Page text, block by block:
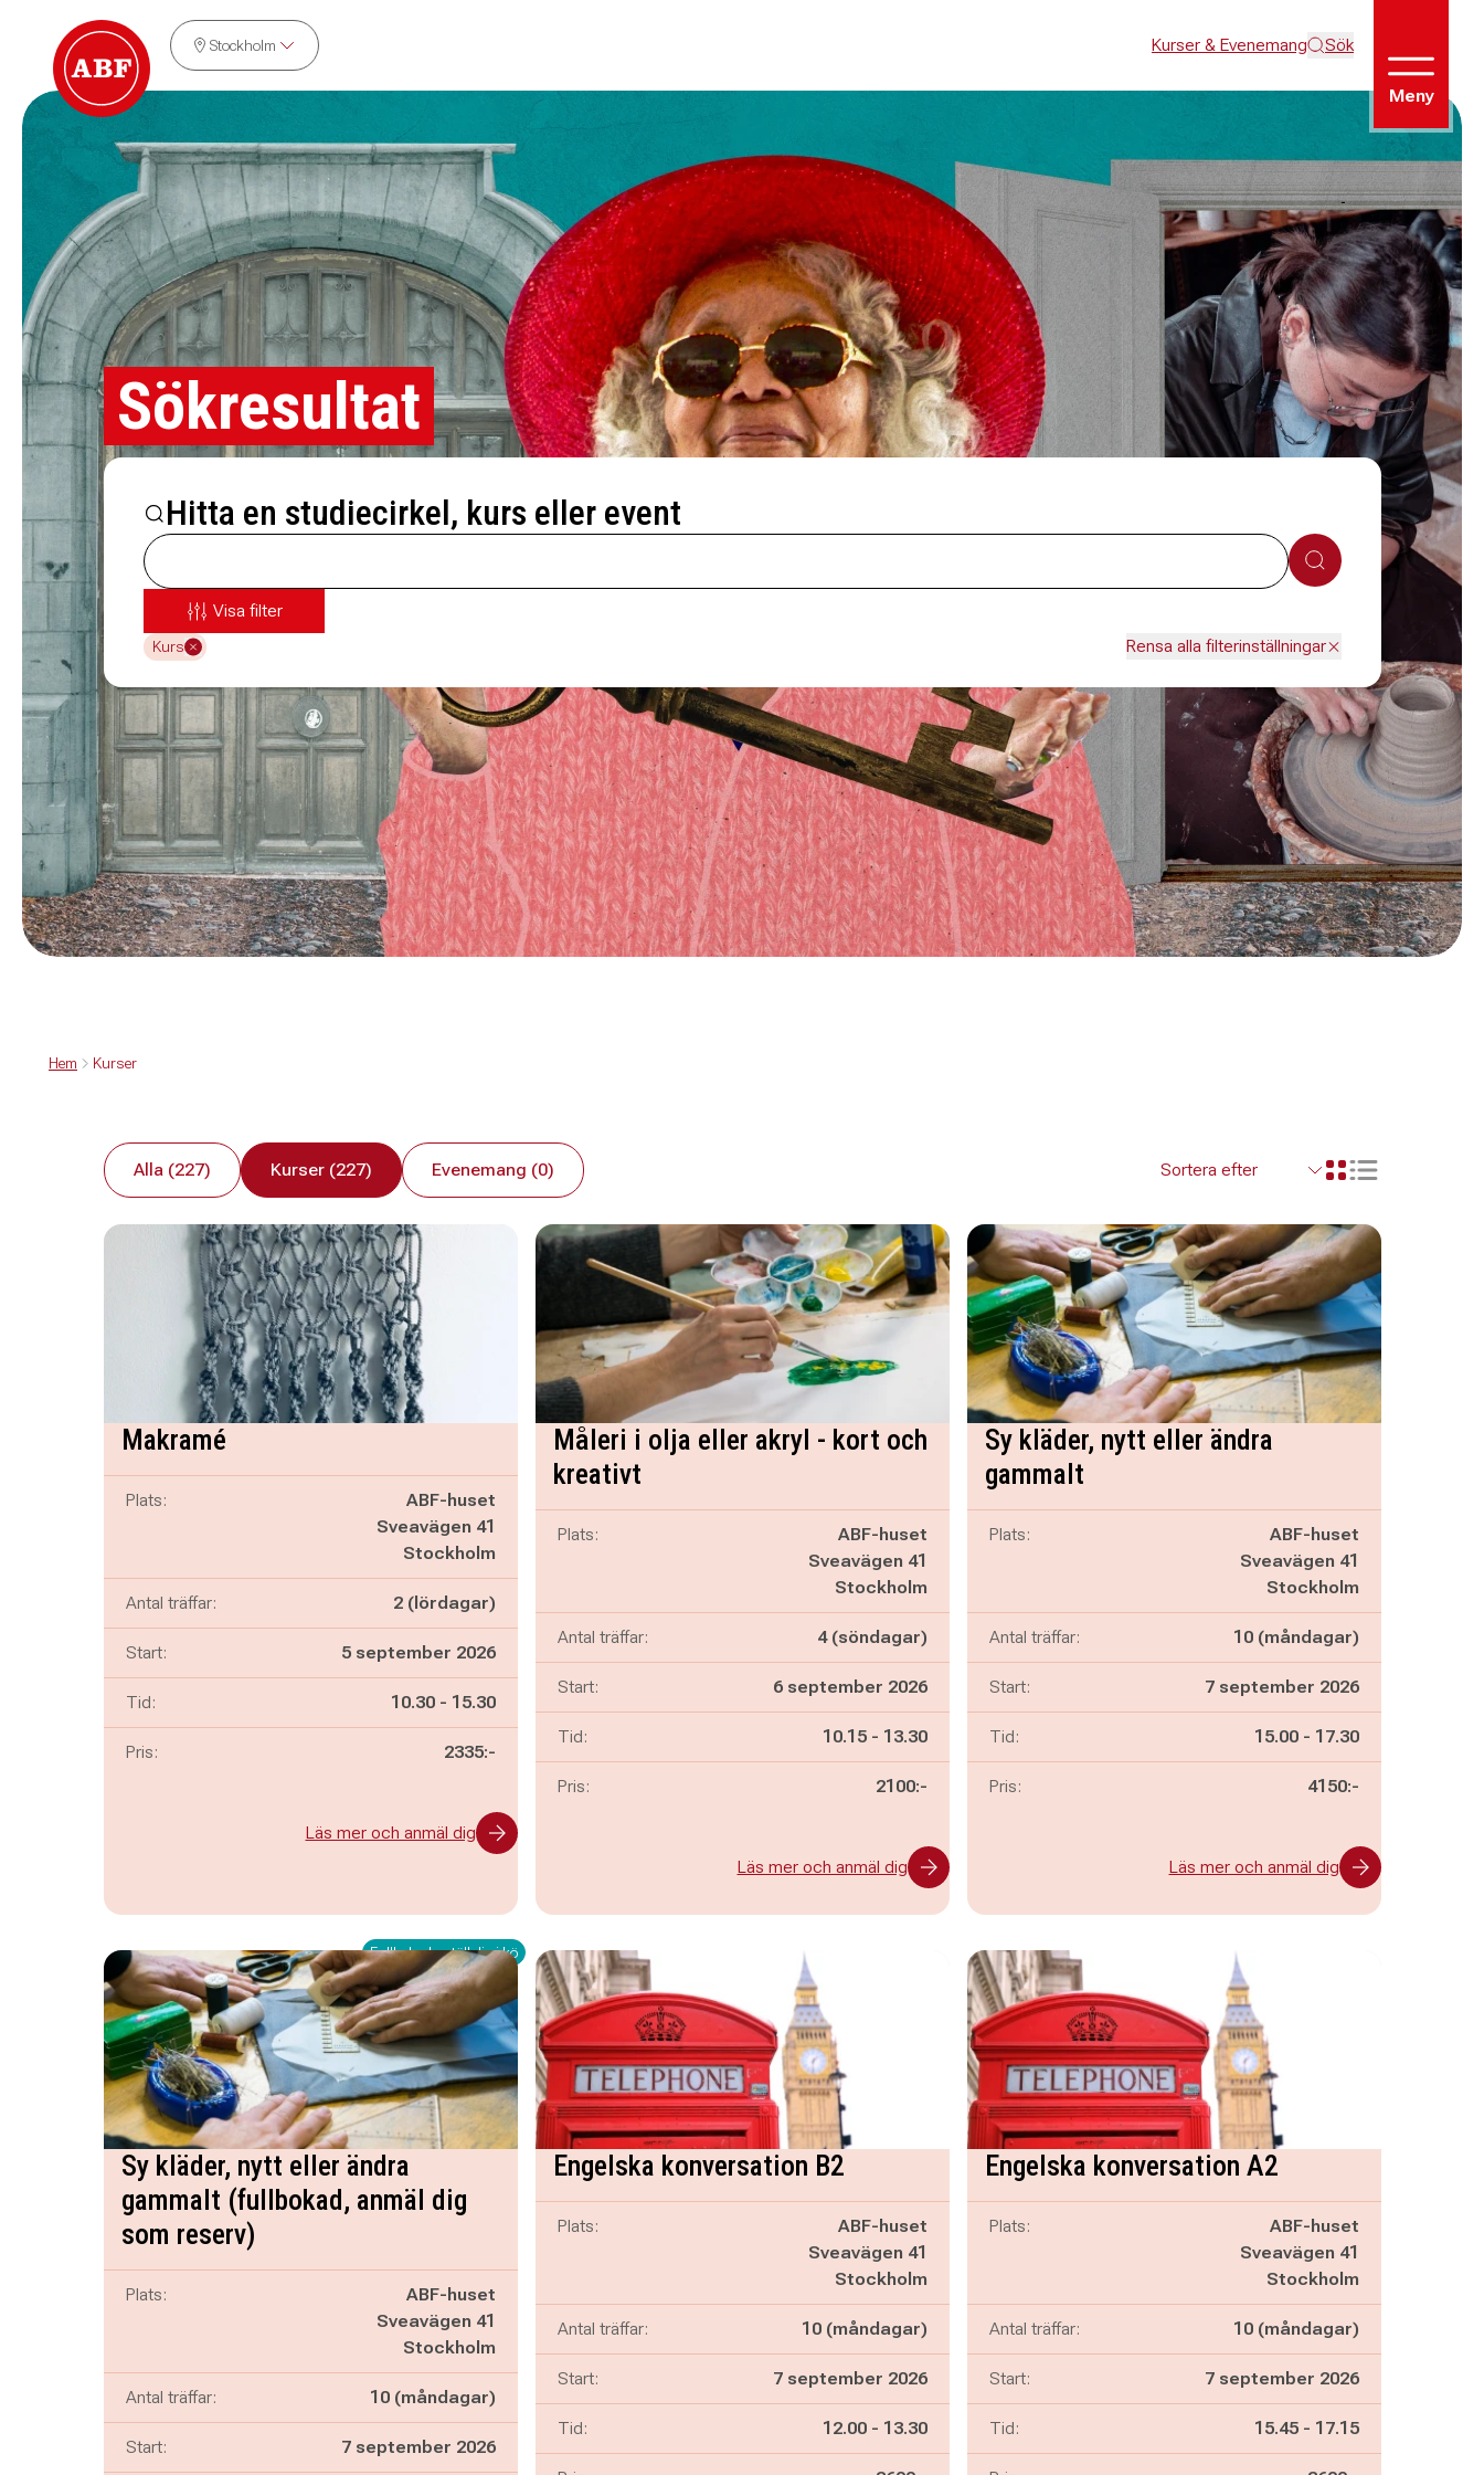
Stockholm Kurser & Evenemang Sök
Meny
Sökresultat
Hitta en studiecirkel, kurs eller event
Sök
Visa filter
Kurs Rensa alla filterinställningar
Hem Kurser
Alla (227) Kurser (227) Evenemang (0) Visa resultaten i ett
Visa resultaten
Makramé
Plats:
ABF-huset
Sveavägen 41
Stockholm
Antal träffar: 2 (lördagar)
Start: 5 september 2026
Tid: Pågår mellan
10.30 - och
15.30
Pris: 2335:-
Läs mer och anmäl dig
Måleri i olja eller akryl - kort och
kreativt
Plats:
ABF-huset
Sveavägen 41
Stockholm
Antal träffar: 4 (söndagar)
Start: 6 september 2026
Tid: Pågår mellan
10.15 - och
13.30
Pris: 2100:-
Läs mer och anmäl dig
Sy kläder, nytt eller ändra
gammalt
Plats:
ABF-huset
Sveavägen 41
Stockholm
Antal träffar: 10 (måndagar)
Start: 7 september 2026
Tid: Pågår mellan
15.00 - och
17.30
Pris: 4150:-
Läs mer och anmäl dig
Fullbokad - ställ dig i kö
Sy kläder, nytt eller ändra
gammalt (fullbokad, anmäl dig
som reserv)
Plats:
ABF-huset
Sveavägen 41
Stockholm
Antal träffar: 10 (måndagar)
Start: 7 september 2026
Engelska konversation B2
Plats:
ABF-huset
Sveavägen 41
Stockholm
Antal träffar: 10 (måndagar)
Start: 7 september 2026
Tid: Pågår mellan
12.00 - och
13.30
Engelska konversation A2
Plats:
ABF-huset
Sveavägen 41
Stockholm
Antal träffar: 10 (måndagar)
Start: 7 september 2026
Tid: Pågår mellan
15.45 - och
17.15